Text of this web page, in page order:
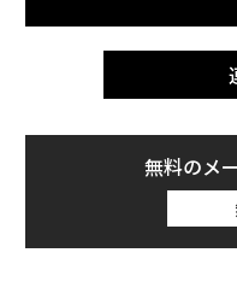
無料のメ